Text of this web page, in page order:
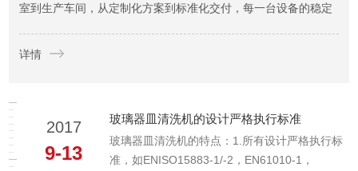
室到生产车间，从定制化方案到标准化交付，每一台设备的稳定
运行，都是我们与客户并肩前行的见证，更收获了行业内外的广
泛认可与信赖。青岛永合创信电子科技有限公司(股权代码：8...
详情
2017
9-13
玻璃器皿清洗机的设计严格执行标准
玻璃器皿清洗机的特点：1.所有设计严格执行标
准，如ENISO15883-1/-2，EN61010-1，